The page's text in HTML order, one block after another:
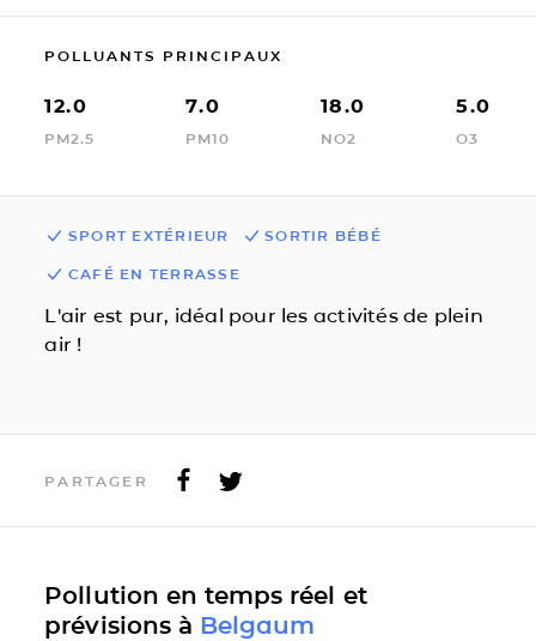
POLLUANTS PRINCIPAUX
12.0
PM2.5
7.0
PM10
18.0
NO2
5.0
O3
SPORT EXTÉRIEUR SORTIR BÉBÉ
CAFÉ EN TERRASSE
L'air est pur, idéal pour les activités de plein
air !
PARTAGER
Pollution en temps réel et
prévisions à Belgaum